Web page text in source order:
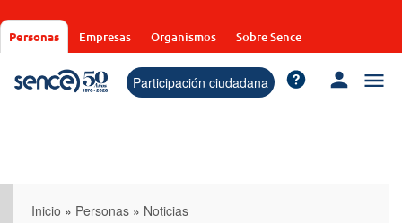
al
contenido
Personas Empresas Organismos Sobre Sence
Participación ciudadana
Inicio » Personas » Noticias